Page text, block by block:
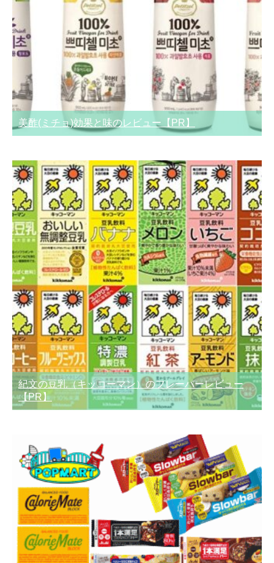
美酢(ミチョ)効果と味のレビュー【PR】
紀文の豆乳（キッコーマン）のフレーバーレビュー
【PR】